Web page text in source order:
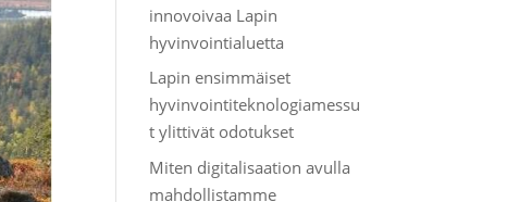
innovoivaa Lapin
hyvinvointialuetta
Lapin ensimmäiset
hyvinvointiteknologiamessu
t ylittivät odotukset
Miten digitalisaation avulla
mahdollistamme